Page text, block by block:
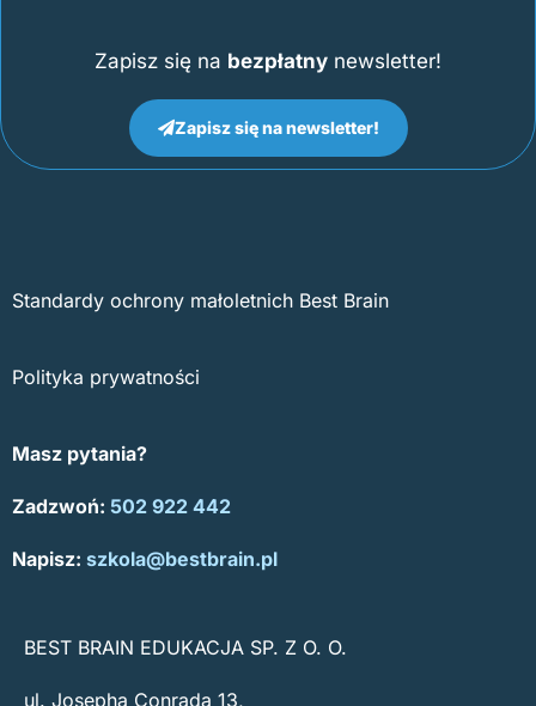
Zapisz się na bezpłatny newsletter!
Zapisz się na newsletter!
Standardy ochrony małoletnich Best Brain
Polityka prywatności
Masz pytania?
Zadzwoń: 502 922 442
Napisz: szkola@bestbrain.pl
BEST BRAIN EDUKACJA SP. Z O. O.
ul. Josepha Conrada 13,